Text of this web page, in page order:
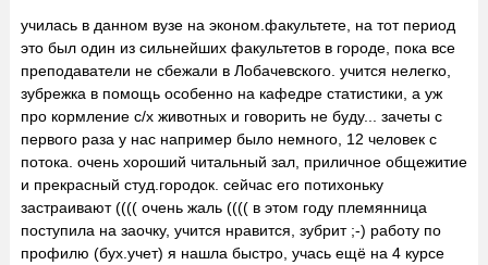
училась в данном вузе на эконом.факультете, на тот период
это был один из сильнейших факультетов в городе, пока все
преподаватели не сбежали в Лобачевского. учится нелегко,
зубрежка в помощь особенно на кафедре статистики, а уж
про кормление с/х животных и говорить не буду... зачеты с
первого раза у нас например было немного, 12 человек с
потока. очень хороший читальный зал, приличное общежитие
и прекрасный студ.городок. сейчас его потихоньку
застраивают (((( очень жаль (((( в этом году племянница
поступила на заочку, учится нравится, зубрит ;-) работу по
профилю (бух.учет) я нашла быстро, учась ещё на 4 курсе